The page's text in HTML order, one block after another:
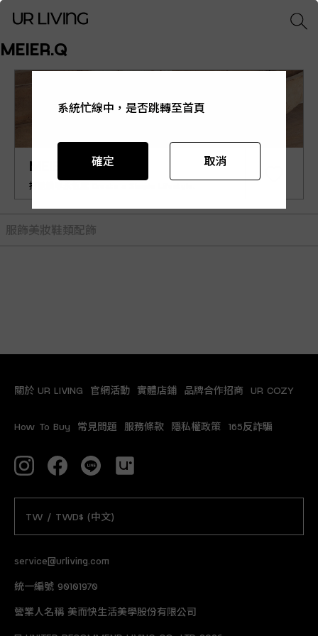
MEIER.Q
MEIER.Q
打造簡單永恆感 Create a Simple Lifestyle.
服飾美妝 鞋類配飾
service@urliving.com
統一編號 90101970
營業人名稱 美而快生活美學股份有限公司
關於 UR LIVING 官網活動 實體店鋪 品牌合作招商 UR COZY
How To Buy 常見問題 服務條款 隱私權政策 165反詐騙
TW / TWD$ (中文)
系統忙線中，是否跳轉至首頁
確定 取消
系統忙線中，是否跳轉至首頁
確定 取消
系統忙線中，是否跳轉至首頁
確定 取消
系統忙線中，是否跳轉至首頁
確定 取消
系統忙線中，是否跳轉至首頁
確定 取消